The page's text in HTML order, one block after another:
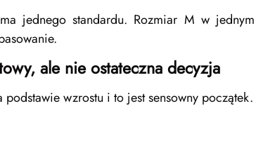
jednego standardu. Rozmiar M w
ale nie ostateczna decyzja
wzrostu i to jest sensowny początek.